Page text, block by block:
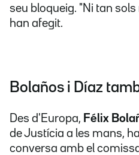
seu bloqueig. "Ni tan
han afegit.
Bolaños i Díaz
Des d'Europa, Félix
de Justícia a les mans,
conversa amb el